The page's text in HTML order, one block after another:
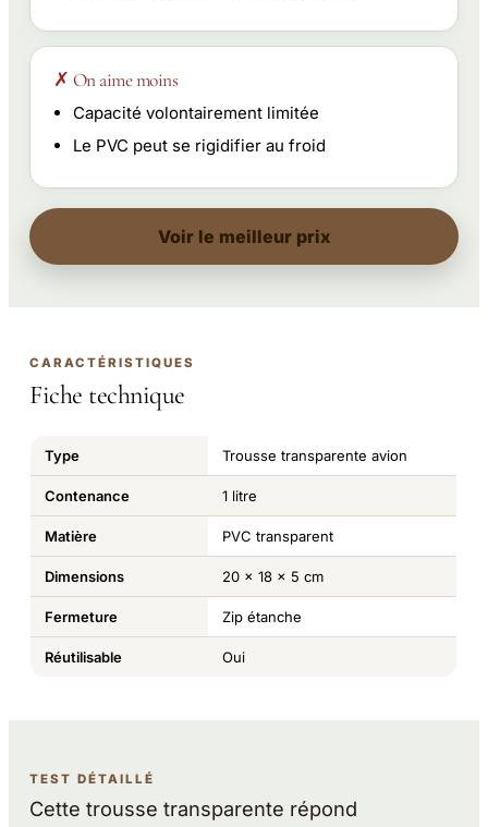
✗ On aime moins
Capacité volontairement limitée
Le PVC peut se rigidifier au froid
Voir le meilleur prix
CARACTÉRISTIQUES
Fiche technique
Type Trousse transparente avion
Contenance 1 litre
Matière PVC transparent
Dimensions 20 x 18 x 5 cm
Fermeture Zip étanche
Réutilisable Oui
TEST DÉTAILLÉ
Cette trousse transparente répond